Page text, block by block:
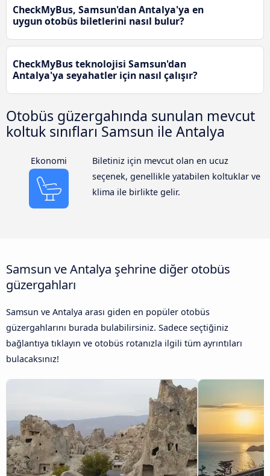
CheckMyBus, Samsun'dan Antalya'ya en
uygun otobüs biletlerini nasıl bulur?
CheckMyBus teknolojisi Samsun'dan
Antalya'ya seyahatler için nasıl çalışır?
Otobüs güzergahında sunulan mevcut
koltuk sınıfları Samsun ile Antalya
Ekonomi
Biletiniz için mevcut olan en ucuz
seçenek, genellikle yatabilen koltuklar ve
klima ile birlikte gelir.
Samsun ve Antalya şehrine diğer otobüs
güzergahları
Samsun ve Antalya arası giden en popüler otobüs
güzergahlarını burada bulabilirsiniz. Sadece seçtiğiniz
bağlantıya tıklayın ve otobüs rotanızla ilgili tüm ayrıntıları
bulacaksınız!